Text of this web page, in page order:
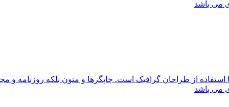
می باشد
از طراحان گرافیک است. چاپگرها و متون بلکه روزنامه
می باشد